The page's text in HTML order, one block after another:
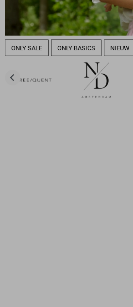
ONLY SALE ONLY BASICS NIEUW